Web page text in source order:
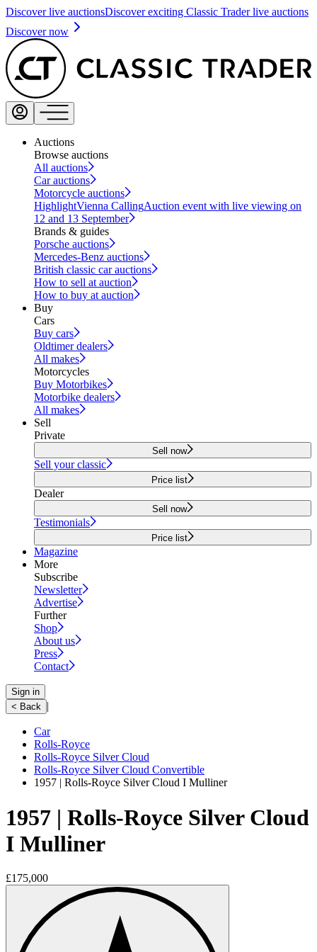
Discover live auctionsDiscover exciting Classic Trader live auctions
Discover now
Auctions
Browse auctions
All auctions
Car auctions
Motorcycle auctions
HighlightVienna CallingAuction event with live viewing on
12 and 13 September
Brands & guides
Porsche auctions
Mercedes-Benz auctions
British classic car auctions
How to sell at auction
How to buy at auction
Buy
Cars
Buy cars
Oldtimer dealers
All makes
Motorcycles
Buy Motorbikes
Motorbike dealers
All makes
Sell
Private
Sell now
Sell your classic
Price list
Dealer
Sell now
Testimonials
Price list
Magazine
More
Subscribe
Newsletter
Advertise
Further
Shop
About us
Press
Contact
Sign in
< Back |
Car
Rolls-Royce
Rolls-Royce Silver Cloud
Rolls-Royce Silver Cloud Convertible
1957 | Rolls-Royce Silver Cloud I Mulliner
1957 | Rolls-Royce Silver Cloud
I Mulliner
£175,000